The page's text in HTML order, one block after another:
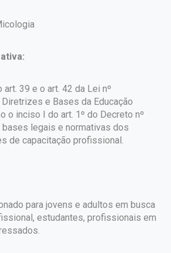
39 e o art. 42 da Lei nº
e Bases da Educação
o inciso I do art. 1º do Decreto nº
legais e normativas dos
de capacitação profissional.
para jovens e adultos em busca
estudantes, profissionais em